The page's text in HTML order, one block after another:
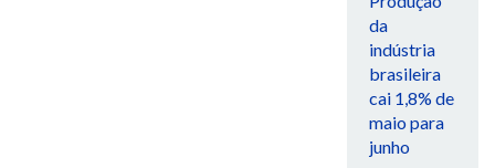
da
indústria
brasileira
cai 1,8% de
maio para
junho